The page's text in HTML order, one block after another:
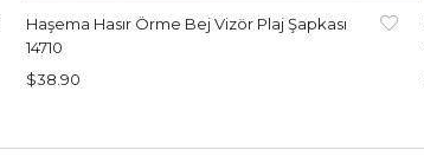
Haşema Hasır Örme Bej Vizör Plaj Şapkası
14710
$38.90